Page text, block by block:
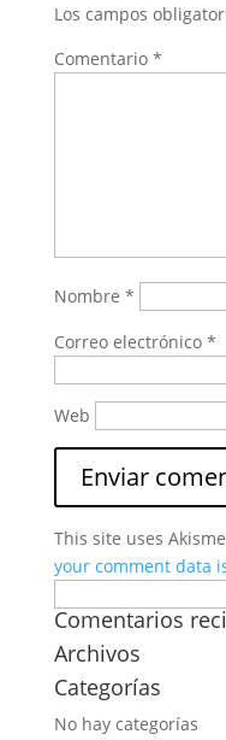
Los campos
Comentario *
Nombre *
Correo electrónico *
Web
This site uses
your comment data
Comentarios
Archivos
Categorías
No hay categorías